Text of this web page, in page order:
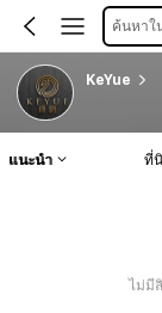
ค้นหาใ
KeYue
แนะนำ ที่
ไม่มี